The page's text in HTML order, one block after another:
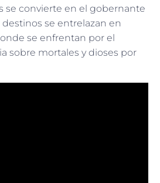
se convierte en el gobernante
se entrelazan en
se enfrentan por el
sobre mortales y dioses por